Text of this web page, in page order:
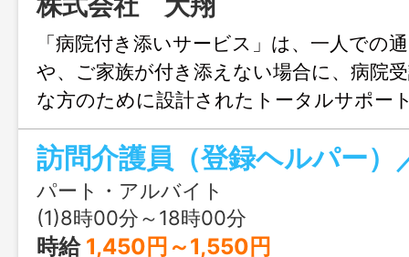
「病院付き添いサービス」は、一人での
や、ご家族が付き添えない場合に、病院
な方のために設計されたトータルサポー
す。 病院での診察付き添い、薬の受け
報告を一貫して行います。 訪問エリア
（那覇市・浦添市・豊見城市・南風原町・
市・糸満） ◎看護師所持者で、且つ医
場合は、時間額２，２００円になります
パート・アルバイト
(1)8時00分～18時00分
時給 1,450円～1,550円